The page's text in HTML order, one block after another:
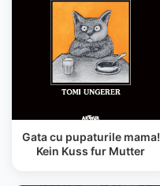
Gata cu pupaturile mama!
Kein Kuss fur Mutter